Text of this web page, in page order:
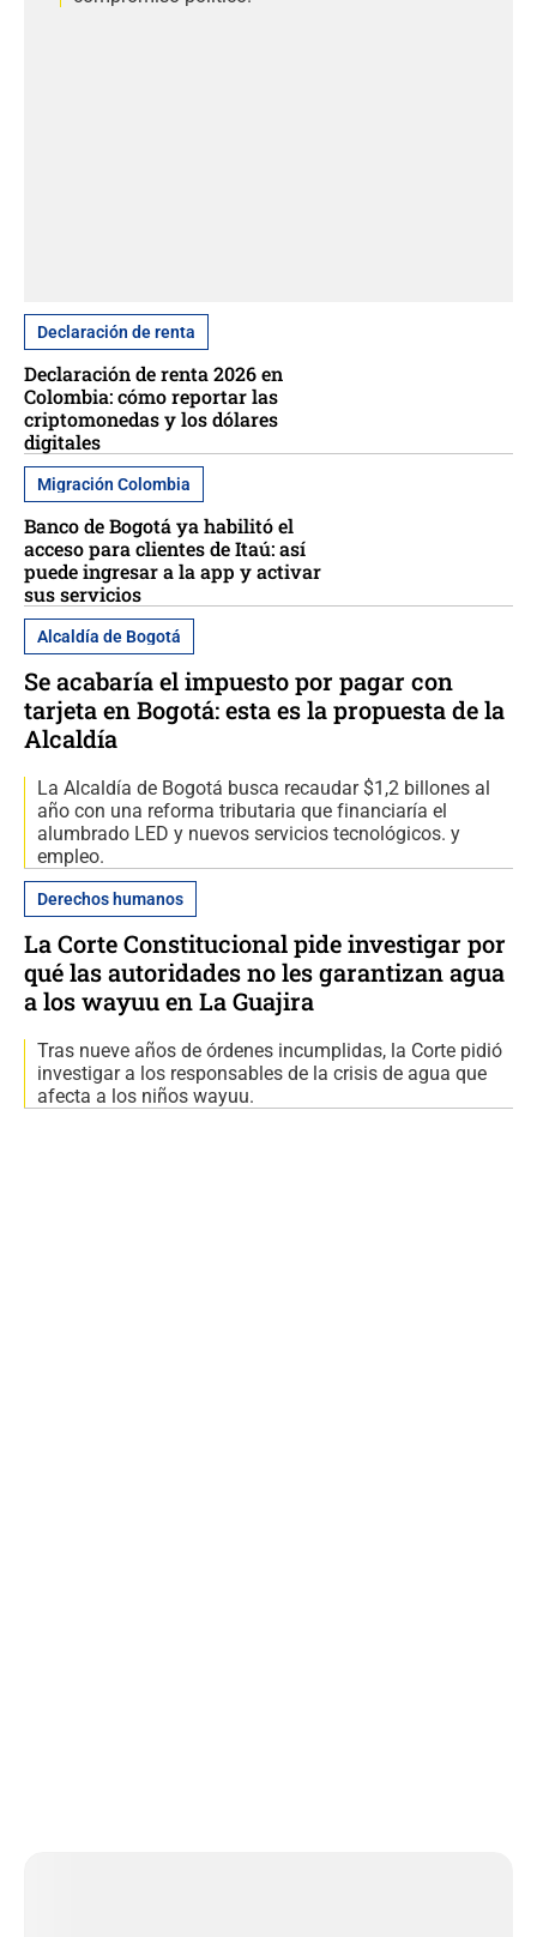
Declaración de renta
Declaración de renta 2026 en
Colombia: cómo reportar las
criptomonedas y los dólares
digitales
Migración Colombia
Banco de Bogotá ya habilitó el
acceso para clientes de Itaú: así
puede ingresar a la app y activar
sus servicios
Alcaldía de Bogotá
Se acabaría el impuesto por pagar con
tarjeta en Bogotá: esta es la propuesta de la
Alcaldía
La Alcaldía de Bogotá busca recaudar $1,2 billones al
año con una reforma tributaria que financiaría el
alumbrado LED y nuevos servicios tecnológicos. y
empleo.
Derechos humanos
La Corte Constitucional pide investigar por
qué las autoridades no les garantizan agua
a los wayuu en La Guajira
Tras nueve años de órdenes incumplidas, la Corte pidió
investigar a los responsables de la crisis de agua que
afecta a los niños wayuu.